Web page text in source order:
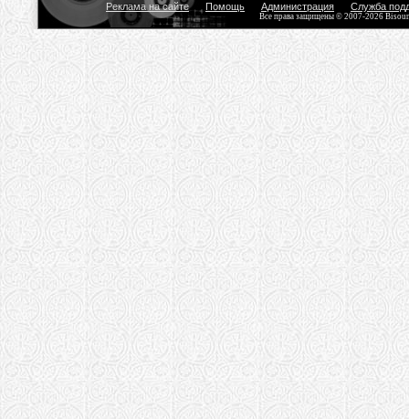
Реклама на сайте Помощь Администрация Служба
Все права защищены © 2007-2026